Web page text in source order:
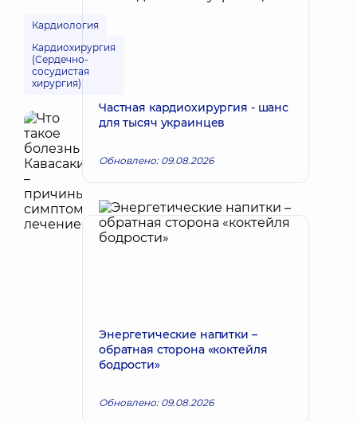
Кардиология
Кардиохирургия
(Сердечно-
сосудистая
хирургия)
Частная кардиохирургия - шанс
для тысяч украинцев
Обновлено: 09.08.2026
Энергетические напитки –
обратная сторона «коктейля
бодрости»
Обновлено: 09.08.2026